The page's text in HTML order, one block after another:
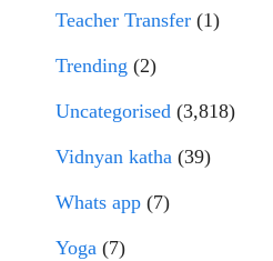
Teacher Transfer (1)
Trending (2)
Uncategorised (3,818)
Vidnyan katha (39)
Whats app (7)
Yoga (7)